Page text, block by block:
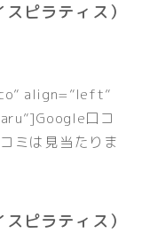
ピラティス）
align=”left”
口コ
ミは見当たりま
ピラティス）